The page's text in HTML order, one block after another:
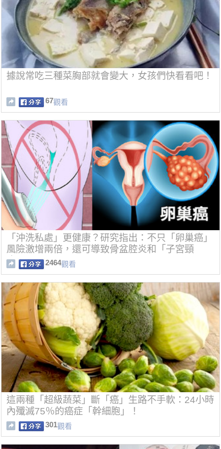
據說常吃三種菜胸部就會變大，女孩們快看看吧！
67觀看
「沖洗私處」更健康？研究指出：不只「卵巢癌」
風險激增兩倍，還可導致骨盆腔炎和「子宮頸
癌」！
2464觀看
這兩種「超級蔬菜」斷「癌」生路不手軟：24小時
內殲滅75％的癌症「幹細胞」！
301觀看